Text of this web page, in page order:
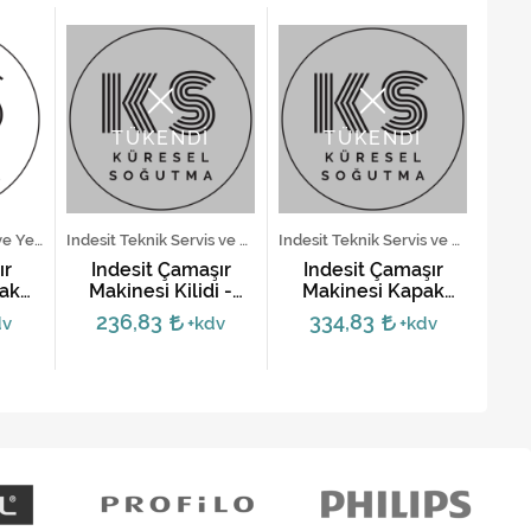
Altus Teknik Servis ve Yedek Parça Hizmetleri
TÜKENDİ
Indesit Teknik Servis ve Yedek Parça Hizmetleri
İndesit Çamaşır
Makinesi Kilidi -
160030046
236,83 +kdv
TÜKENDİ
Indesit Teknik Servis ve Yedek Parça Hizmetleri
İndesit Çamaşır
Makinesi Kapak
Kilidi - 299278
334,83 +kdv